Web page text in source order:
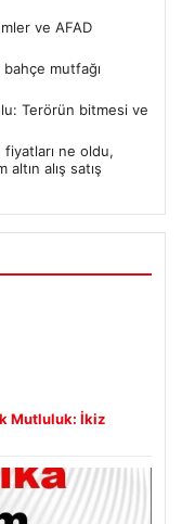
ve AFAD
bahçe mutfağı
Terörün bitmesi ve
fiyatları ne oldu,
alış satış
Mutluluk: İkiz